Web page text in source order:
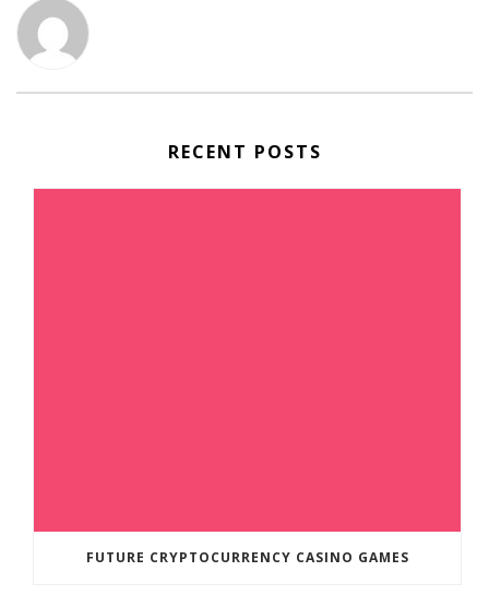
RECENT POSTS
FUTURE CRYPTOCURRENCY CASINO GAMES